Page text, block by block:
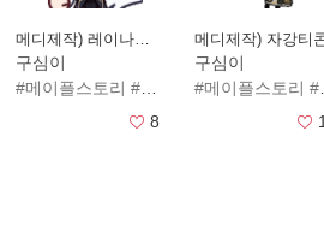
메디제작) 레이나티콘
구심이
#메이플스토리 #메이플 #레이나 #아르테
8
메디제작) 자강티
구심이
#메이플스토리 #메이플